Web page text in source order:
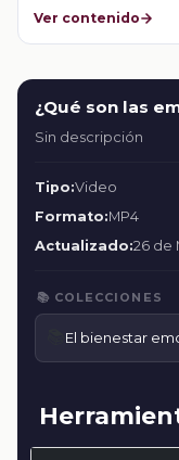
Ver contenido
¿Qué son las
Sin descripción
Tipo:Video
Formato:MP4
Actualizado:26 de
📚 COLECCIONES